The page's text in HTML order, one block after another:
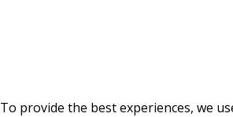
To provide the best experiences, we